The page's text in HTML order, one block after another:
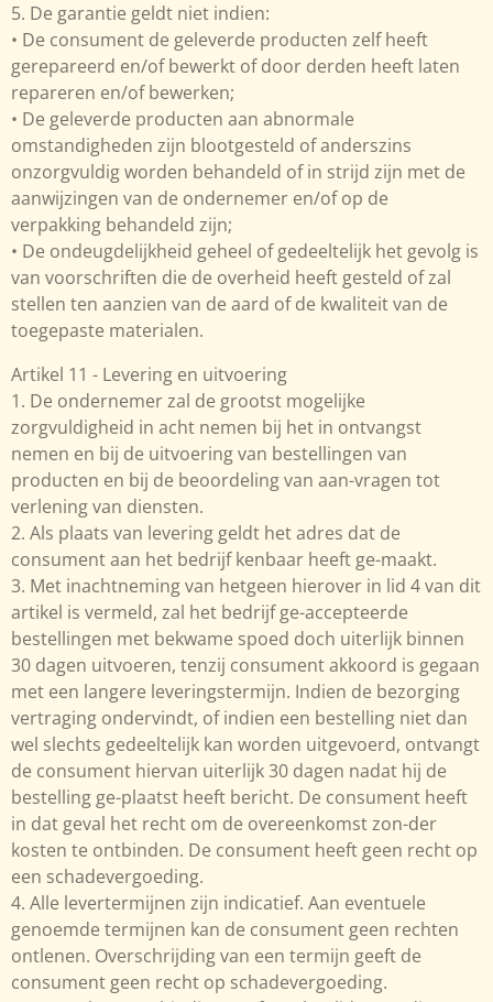
5. De garantie geldt niet indien:
• De consument de geleverde producten zelf heeft
gerepareerd en/of bewerkt of door derden heeft laten
repareren en/of bewerken;
• De geleverde producten aan abnormale
omstandigheden zijn blootgesteld of anderszins
onzorgvuldig worden behandeld of in strijd zijn met de
aanwijzingen van de ondernemer en/of op de
verpakking behandeld zijn;
• De ondeugdelijkheid geheel of gedeeltelijk het gevolg is
van voorschriften die de overheid heeft gesteld of zal
stellen ten aanzien van de aard of de kwaliteit van de
toegepaste materialen.
Artikel 11 - Levering en uitvoering
1. De ondernemer zal de grootst mogelijke
zorgvuldigheid in acht nemen bij het in ontvangst
nemen en bij de uitvoering van bestellingen van
producten en bij de beoordeling van aan-vragen tot
verlening van diensten.
2. Als plaats van levering geldt het adres dat de
consument aan het bedrijf kenbaar heeft ge-maakt.
3. Met inachtneming van hetgeen hierover in lid 4 van dit
artikel is vermeld, zal het bedrijf ge-accepteerde
bestellingen met bekwame spoed doch uiterlijk binnen
30 dagen uitvoeren, tenzij consument akkoord is gegaan
met een langere leveringstermijn. Indien de bezorging
vertraging ondervindt, of indien een bestelling niet dan
wel slechts gedeeltelijk kan worden uitgevoerd, ontvangt
de consument hiervan uiterlijk 30 dagen nadat hij de
bestelling ge-plaatst heeft bericht. De consument heeft
in dat geval het recht om de overeenkomst zon-der
kosten te ontbinden. De consument heeft geen recht op
een schadevergoeding.
4. Alle levertermijnen zijn indicatief. Aan eventuele
genoemde termijnen kan de consument geen rechten
ontlenen. Overschrijding van een termijn geeft de
consument geen recht op schadevergoeding.